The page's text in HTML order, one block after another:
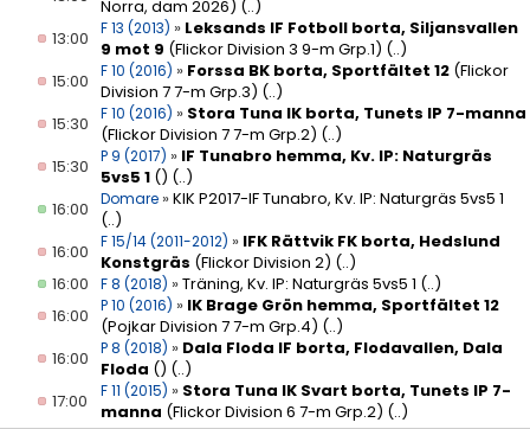
Norra, dam 2026) (..)
13:00
F 13 (2013) » Leksands IF Fotboll borta, Siljansvallen
9 mot 9 (Flickor Division 3 9-m Grp.1) (..)
15:00
F 10 (2016) » Forssa BK borta, Sportfältet 12 (Flickor
Division 7 7-m Grp.3) (..)
15:30
F 10 (2016) » Stora Tuna IK borta, Tunets IP 7-manna
(Flickor Division 7 7-m Grp.2) (..)
15:30
P 9 (2017) » IF Tunabro hemma, Kv. IP: Naturgräs
5vs5 1 () (..)
16:00
Domare »KIK P2017-IF Tunabro, Kv. IP: Naturgräs 5vs5 1
(..)
16:00
F 15/14 (2011-2012) » IFK Rättvik FK borta, Hedslund
Konstgräs (Flickor Division 2) (..)
16:00
F 8 (2018) »Träning, Kv. IP: Naturgräs 5vs5 1 (..)
16:00
P 10 (2016) » IK Brage Grön hemma, Sportfältet 12
(Pojkar Division 7 7-m Grp.4) (..)
16:00
P 8 (2018) » Dala Floda IF borta, Flodavallen, Dala
Floda () (..)
17:00
F 11 (2015) » Stora Tuna IK Svart borta, Tunets IP 7-
manna (Flickor Division 6 7-m Grp.2) (..)